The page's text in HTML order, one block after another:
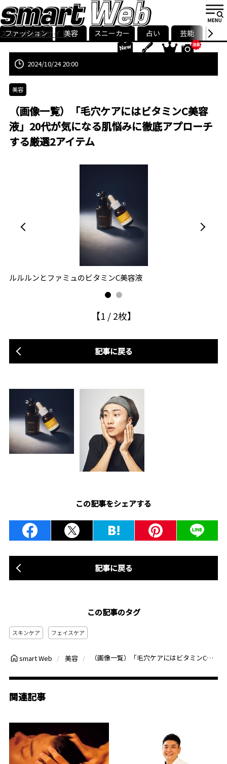
スマート公式サイト
smart最新号
記事一覧ランキング
ストリ
ファッション 美容 スニーカー 占い 芸能 グル
2024/10/24 20:00
美容
（画像一覧）「毛穴ケアにはビタミンC美容
液」20代が気になる肌悩みに徹底アプローチ
する厳選2アイテム
ルルルンとファミュのビタミンC美容液
【1 /2枚】
記事に戻る
この記事をシェアする
記事に戻る
この記事のタグ
スキンケア フェイスケア
smart Web 美容 （画像一覧）「毛穴ケアにはビタミンC美容液」20代が気になる肌悩みに徹底アプローチする厳選2アイテム
関連記事